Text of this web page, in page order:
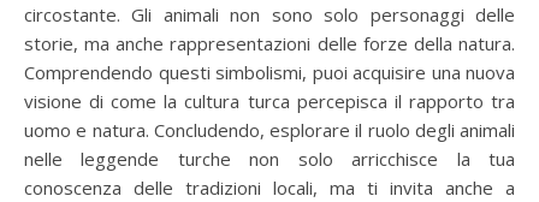
circostante. Gli animali non sono solo personaggi delle
storie, ma anche rappresentazioni delle forze della natura.
Comprendendo questi simbolismi, puoi acquisire una nuova
visione di come la cultura turca percepisca il rapporto tra
uomo e natura. Concludendo, esplorare il ruolo degli animali
nelle leggende turche non solo arricchisce la tua
conoscenza delle tradizioni locali, ma ti invita anche a